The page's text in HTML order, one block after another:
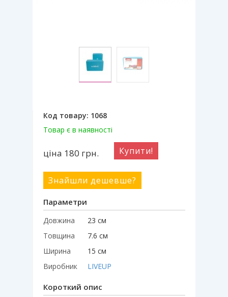
Код товару: 1068
Товар є в наявності
ціна 180 грн. Купити!
Знайшли дешевше?
Параметри
Довжина
23 см
Товщина
7.6 см
Ширина
15 см
Виробник
LIVEUP
Короткий опис